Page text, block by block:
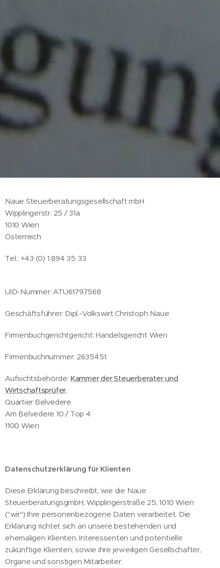
Naue Steuerberatungsgesellschaft mbH
Wipplingerstr. 25 / 31a
1010 Wien
Österreich
Tel.: +43 (0) 1 894 35 33
UID-Nummer: ATU61797568
Geschäftsführer: Dipl.-Volkswirt Christoph Naue
Firmenbuchgerichtgericht: Handelsgericht Wien
Firmenbuchnummer: 263545t
Aufsichtsbehörde: Kammer der Steuerberater und
Wirtschaftsprüfer,
Quartier Belvedere
Am Belvedere 10 / Top 4
1100 Wien
Datenschutzerklärung für Klienten
Diese Erklärung beschreibt, wie die Naue
SteuerberatungsgmbH, Wipplingerstraße 25, 1010 Wien
("wir") Ihre personenbezogene Daten verarbeitet. Die
Erklärung richtet sich an unsere bestehenden und
ehemaligen Klienten, Interessenten und potentielle
zukünftige Klienten, sowie ihre jeweiligen Gesellschafter,
Organe und sonstigen Mitarbeiter.